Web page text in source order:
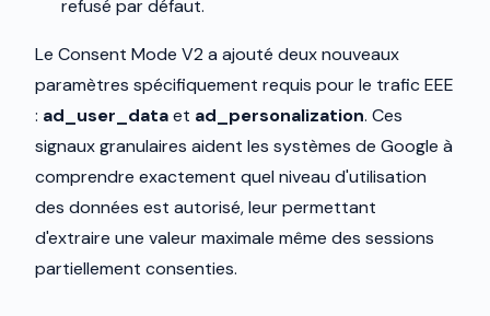
refusé par défaut.
Le Consent Mode V2 a ajouté deux nouveaux
paramètres spécifiquement requis pour le trafic EEE
: ad_user_dataet ad_personalization. Ces
signaux granulaires aident les systèmes de Google à
comprendre exactement quel niveau d'utilisation
des données est autorisé, leur permettant
d'extraire une valeur maximale même des sessions
partiellement consenties.